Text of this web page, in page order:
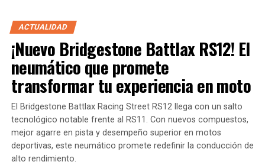
ACTUALIDAD
¡Nuevo Bridgestone Battlax RS12! El
neumático que promete
transformar tu experiencia en moto
El Bridgestone Battlax Racing Street RS12 llega con un salto
tecnológico notable frente al RS11. Con nuevos compuestos,
mejor agarre en pista y desempeño superior en motos
deportivas, este neumático promete redefinir la conducción de
alto rendimiento.